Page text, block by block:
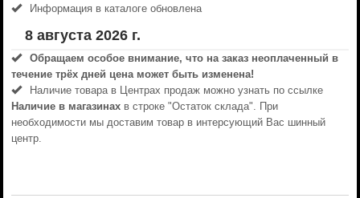
Информация в каталоге обновлена
8 августа 2026 г.
Обращаем особое внимание, что на заказ неоплаченный в
течениe трёх дней цена может быть изменена!
Наличие товара в Центрах продаж можно узнать по ссылке
Наличие в магазинахв строке "Остаток склада". При
необходимости мы доставим товар в интерсующий Вас шинный
центр.